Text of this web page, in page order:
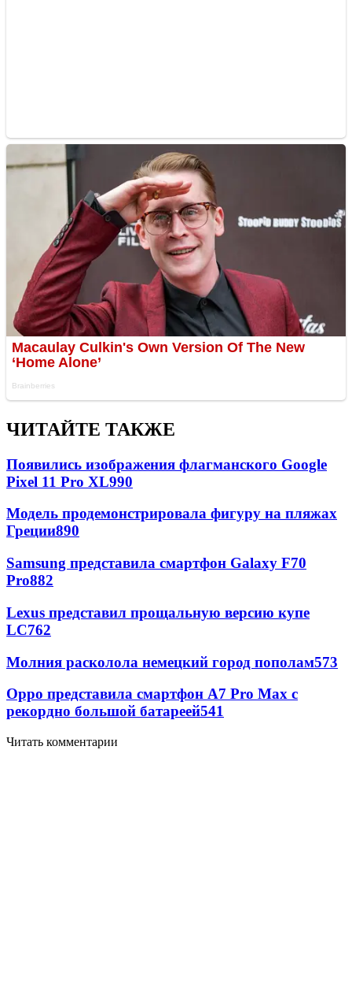
ЧИТАЙТЕ ТАКЖЕ
Появились изображения флагманского Google
Pixel 11 Pro XL990
Модель продемонстрировала фигуру на пляжах
Греции890
Samsung представила смартфон Galaxy F70
Pro882
Lexus представил прощальную версию купе
LC762
Молния расколола немецкий город пополам573
Oppo представила смартфон A7 Pro Max с
рекордно большой батареей541
Читать комментарии